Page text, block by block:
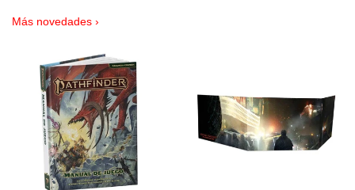
Más novedades ›